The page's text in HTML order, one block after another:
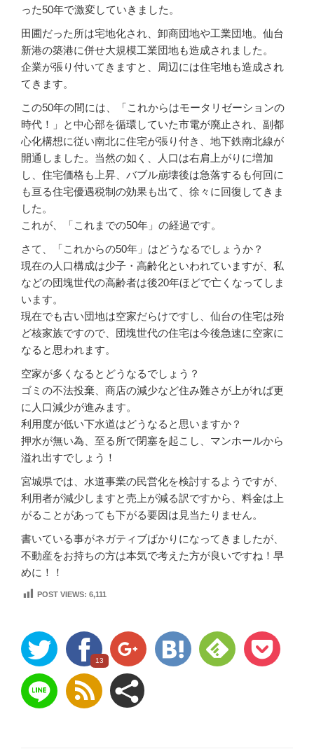
った50年で激変していきました。
田圃だった所は宅地化され、卸商団地や工業団地。仙台
新港の築港に併せ大規模工業団地も造成されました。
企業が張り付いてきますと、周辺には住宅地も造成され
てきます。
この50年の間には、「これからはモータリゼーションの
時代！」と中心部を循環していた市電が廃止され、副都
心化構想に従い南北に住宅が張り付き、地下鉄南北線が
開通しました。当然の如く、人口は右肩上がりに増加
し、住宅価格も上昇、バブル崩壊後は急落するも何回に
も亘る住宅優遇税制の効果も出て、徐々に回復してきま
した。
これが、「これまでの50年」の経過です。
さて、「これからの50年」はどうなるでしょうか？
現在の人口構成は少子・高齢化といわれていますが、私
などの団塊世代の高齢者は後20年ほどで亡くなってしま
います。
現在でも古い団地は空家だらけですし、仙台の住宅は殆
ど核家族ですので、団塊世代の住宅は今後急速に空家に
なると思われます。
空家が多くなるとどうなるでしょう？
ゴミの不法投棄、商店の減少など住み難さが上がれば更
に人口減少が進みます。
利用度が低い下水道はどうなると思いますか？
押水が無い為、至る所で閉塞を起こし、マンホールから
溢れ出すでしょう！
宮城県では、水道事業の民営化を検討するようですが、
利用者が減少しますと売上が減る訳ですから、料金は上
がることがあっても下がる要因は見当たりません。
書いている事がネガティブばかりになってきましたが、
不動産をお持ちの方は本気で考えた方が良いですね！早
めに！！
POST VIEWS: 6,111
13